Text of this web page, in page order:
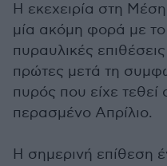
Η εκεχειρία στη
μία ακόμη φορά με το
πυραυλικές
πρώτες μετά τη
πυρός που είχε τεθεί
περασμένο Απρίλιο.
Η σημερινή επίθεση